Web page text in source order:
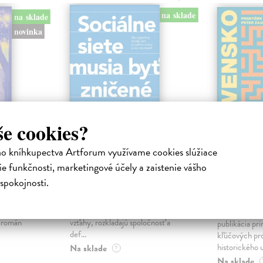
cookies?
kníhkupectva Artforum využívame cookies slúžiace
funkčnosti, marketingové účely a zaistenie vášho
na sklade
novinka
na sklade
Sociálne siete musia
byť zničené
vzťahy, rozkladajú spoločnosť a
def...
Na sklade ?
sme.
publikácia
kľúčových
historického